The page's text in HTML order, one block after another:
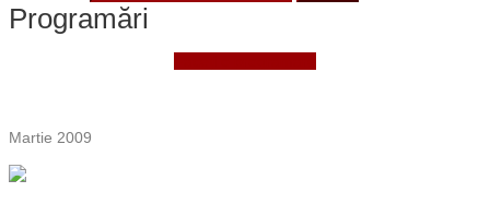
Programări
Martie 2009